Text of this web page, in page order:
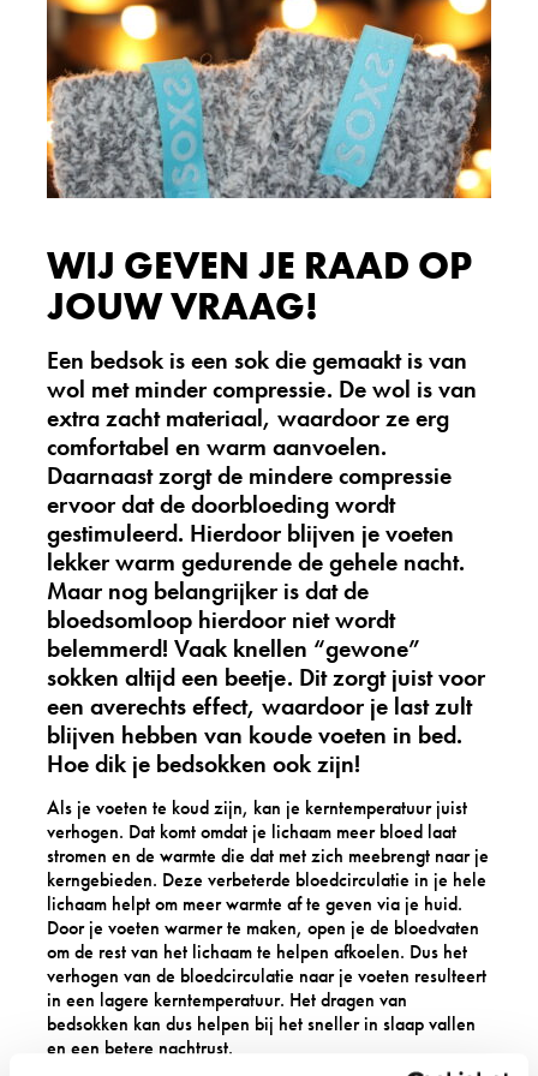
label
WIJ GEVEN JE RAAD OP
JOUW VRAAG!
Een bedsok is een sok die gemaakt is van
wol met minder compressie. De wol is van
extra zacht materiaal, waardoor ze erg
comfortabel en warm aanvoelen.
Daarnaast zorgt de mindere compressie
ervoor dat de doorbloeding wordt
gestimuleerd. Hierdoor blijven je voeten
lekker warm gedurende de gehele nacht.
Maar nog belangrijker is dat de
bloedsomloop hierdoor niet wordt
belemmerd! Vaak knellen “gewone”
sokken altijd een beetje. Dit zorgt juist voor
een averechts effect, waardoor je last zult
blijven hebben van koude voeten in bed.
Hoe dik je bedsokken ook zijn!
Als je voeten te koud zijn, kan je kerntemperatuur juist
verhogen. Dat komt omdat je lichaam meer bloed laat
stromen en de warmte die dat met zich meebrengt naar je
kerngebieden. Deze verbeterde bloedcirculatie in je hele
lichaam helpt om meer warmte af te geven via je huid.
Door je voeten warmer te maken, open je de bloedvaten
om de rest van het lichaam te helpen afkoelen. Dus het
verhogen van de bloedcirculatie naar je voeten resulteert
in een lagere kerntemperatuur. Het dragen van
bedsokken kan dus helpen bij het sneller in slaap vallen
en een betere nachtrust.